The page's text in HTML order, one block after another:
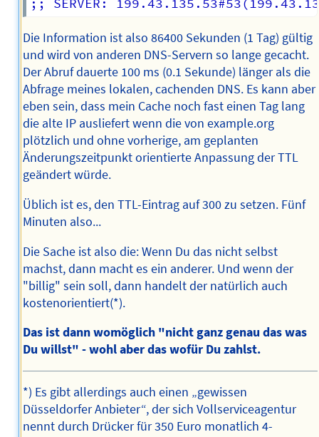
Die Information ist also 86400 Sekunden (1 Tag) gültig
und wird von anderen DNS-Servern so lange gecacht.
Der Abruf dauerte 100 ms (0.1 Sekunde) länger als die
Abfrage meines lokalen, cachenden DNS. Es kann aber
eben sein, dass mein Cache noch fast einen Tag lang
die alte IP ausliefert wenn die von example.org
plötzlich und ohne vorherige, am geplanten
Änderungszeitpunkt orientierte Anpassung der TTL
geändert würde.
Üblich ist es, den TTL-Eintrag auf 300 zu setzen. Fünf
Minuten also...
Die Sache ist also die: Wenn Du das nicht selbst
machst, dann macht es ein anderer. Und wenn der
"billig" sein soll, dann handelt der natürlich auch
kostenorientiert(*).
Das ist dann womöglich "nicht ganz genau das was
Du willst" - wohl aber das wofür Du zahlst.
*) Es gibt allerdings auch einen „gewissen
Düsseldorfer Anbieter“, der sich Vollserviceagentur
nennt durch Drücker für 350 Euro monatlich 4-